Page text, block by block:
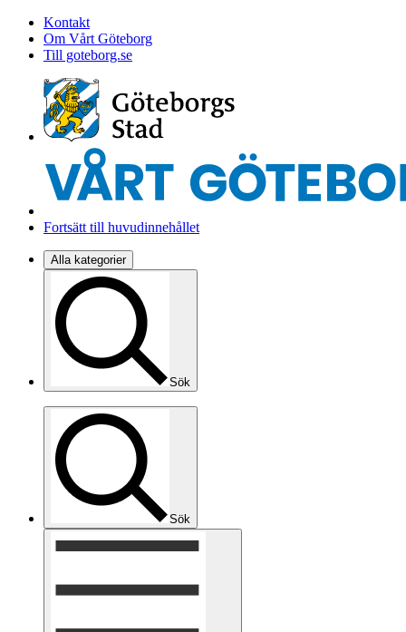
Kontakt
Om Vårt Göteborg
Till goteborg.se
Fortsätt till huvudinnehållet
Alla kategorier
Sök
Sök